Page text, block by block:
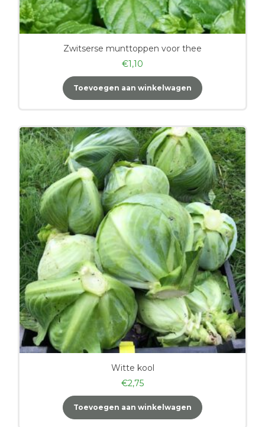
Zwitserse munttoppen voor thee
€1,10
Toevoegen aan winkelwagen
Witte kool
€2,75
Toevoegen aan winkelwagen